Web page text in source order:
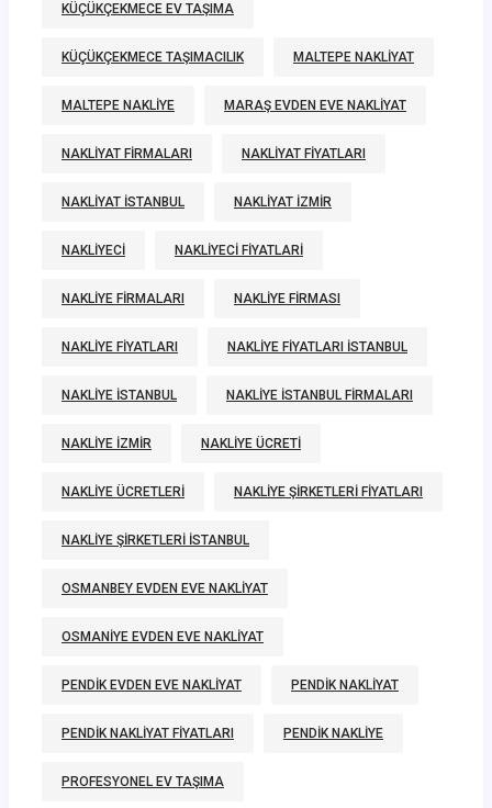
KÜÇÜKÇEKMECE EV TAŞIMA
KÜÇÜKÇEKMECE TAŞIMACILIK MALTEPE NAKLIYAT
MALTEPE NAKLIYE MARAŞ EVDEN EVE NAKLIYAT
NAKLIYAT FIRMALARI NAKLIYAT FIYATLARI
NAKLIYAT ISTANBUL NAKLIYAT IZMIR
NAKLIYECI NAKLIYECI FIYATLARI
NAKLIYE FIRMALARI NAKLIYE FIRMASI
NAKLIYE FIYATLARI NAKLIYE FIYATLARI ISTANBUL
NAKLIYE ISTANBUL NAKLIYE ISTANBUL FIRMALARI
NAKLIYE IZMIR NAKLIYE ÜCRETI
NAKLIYE ÜCRETLERI NAKLIYE ŞIRKETLERI FIYATLARI
NAKLIYE ŞIRKETLERI ISTANBUL
OSMANBEY EVDEN EVE NAKLIYAT
OSMANIYE EVDEN EVE NAKLIYAT
PENDIK EVDEN EVE NAKLIYAT PENDIK NAKLIYAT
PENDIK NAKLIYAT FIYATLARI PENDIK NAKLIYE
PROFESYONEL EV TAŞIMA